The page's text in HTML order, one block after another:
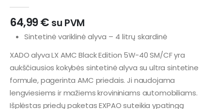
64,99€ su PVM
Sintetinė variklinė alyva – 4 litrų skardinė
XADO alyva LX AMC Black Edition 5W-40 SM/CF yra
aukščiausios kokybės sintetinė alyva su ultra sintetine
formule, pagerinta AMC priedais. Ji naudojama
lengviesiems ir mažiems krovininiams automobiliams.
Išplėstas priedų paketas EXPAO suteikia ypatingą